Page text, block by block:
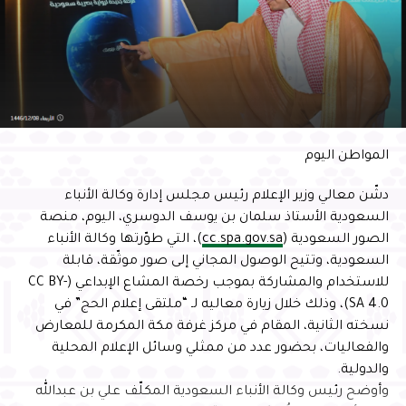
المواطن اليوم
دشّن معالي وزير الإعلام رئيس مجلس إدارة وكالة الأنباء
السعودية الأستاذ سلمان بن يوسف الدوسري، اليوم، منصة
الصور السعودية (cc.spa.gov.sa)، التي طوّرتها وكالة الأنباء
السعودية، وتتيح الوصول المجاني إلى صور موثّقة، قابلة
للاستخدام والمشاركة بموجب رخصة المشاع الإبداعي (CC BY-
SA 4.0)، وذلك خلال زيارة معاليه لـ “ملتقى إعلام الحج” في
نسخته الثانية، المقام في مركز غرفة مكة المكرمة للمعارض
والفعاليات، بحضور عدد من ممثلي وسائل الإعلام المحلية
والدولية.
وأوضح رئيس وكالة الأنباء السعودية المكلّف علي بن عبدالله